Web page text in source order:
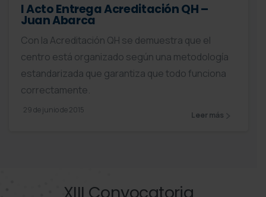
I Acto Entrega Acreditación QH –
Juan Abarca
Con la Acreditación QH se demuestra que el
centro está organizado según una metodología
estandarizada que garantiza que todo funciona
correctamente.
29 de junio de 2015
Leer más